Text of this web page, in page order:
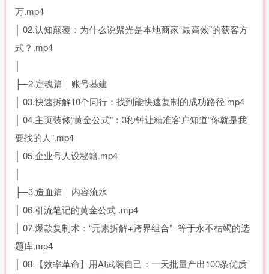
万.mp4
│ 02.认知颠覆：为什么说聚光是本地商家“最高效”的获客方
式？.mp4
├─2.定魂篇｜账号基建
│ 03.快速拆解10个同行：找到能快速复制的成功路径.mp4
│ 04.主页装修“黄金公式”：3秒钟让精准客户知道“你就是我
要找的人”.mp4
│ 05.企业号人设秘籍.mp4
├─3.造血篇｜内容流水
│ 06.引流笔记的黄金公式 .mp4
│ 07.爆款复制术：“元素拆解+跨界组合”=等于永不枯竭的选
题库.mp4
│ 08.【效率革命】用AI武装自己：一天批量产出100条优质